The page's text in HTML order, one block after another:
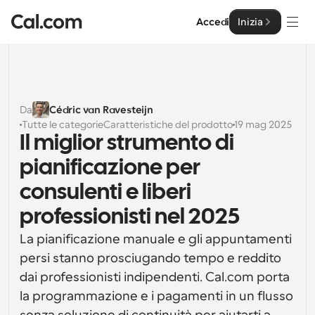
Accedi Inizia
Soluzioni
Per dimensione del team
Per individui
Pianificazione personale semplificata
Pianificazione collaborativa per gruppi
Per sviluppatori
Caratteristiche potenti e integrazioni
Per le imprese
Impresa
Sviluppatore
Documentazione per Sviluppatori
Documentazione per la piattaforma Cal.com
API
Risorse
API
Crea le tue integrazioni personalizzate con la nostra
Cal.ai
Prezzo
Da
Cédric van Ravesteijn
Tutte le categorieCaratteristiche del prodotto19 mag 2025
Il miglior strumento di
pianificazione per
consulenti e liberi
professionisti nel 2025
La pianificazione manuale e gli appuntamenti
persi stanno prosciugando tempo e reddito
dai professionisti indipendenti. Cal.com porta
la programmazione e i pagamenti in un flusso